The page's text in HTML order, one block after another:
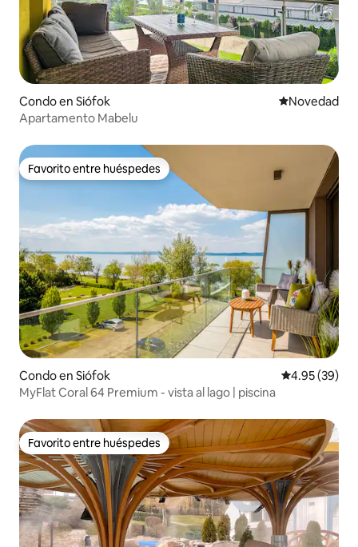
Condo en Siófok Lugar para
Novedad
Apartamento Mabelu
Favorito entre huéspedes
Favorito entre huéspedes
Condo en Siófok Calificación
4.95 (39)
MyFlat Coral 64 Premium - vista al lago | piscina
Favorito entre huéspedes
Favorito entre huéspedes